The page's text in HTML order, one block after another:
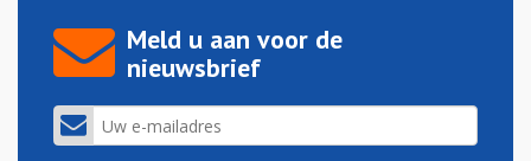
Meld u aan voor de
nieuwsbrief